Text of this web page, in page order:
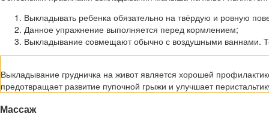
Выкладывать ребенка обязательно на твёрдую и ровную
Данное упражнение выполняется перед кормлением;
Выкладывание совмещают обычно с воздушными ваннами.
Выкладывание грудничка на живот является хорошей
предотвращает развитие пупочной грыжи и улучшает
Массаж